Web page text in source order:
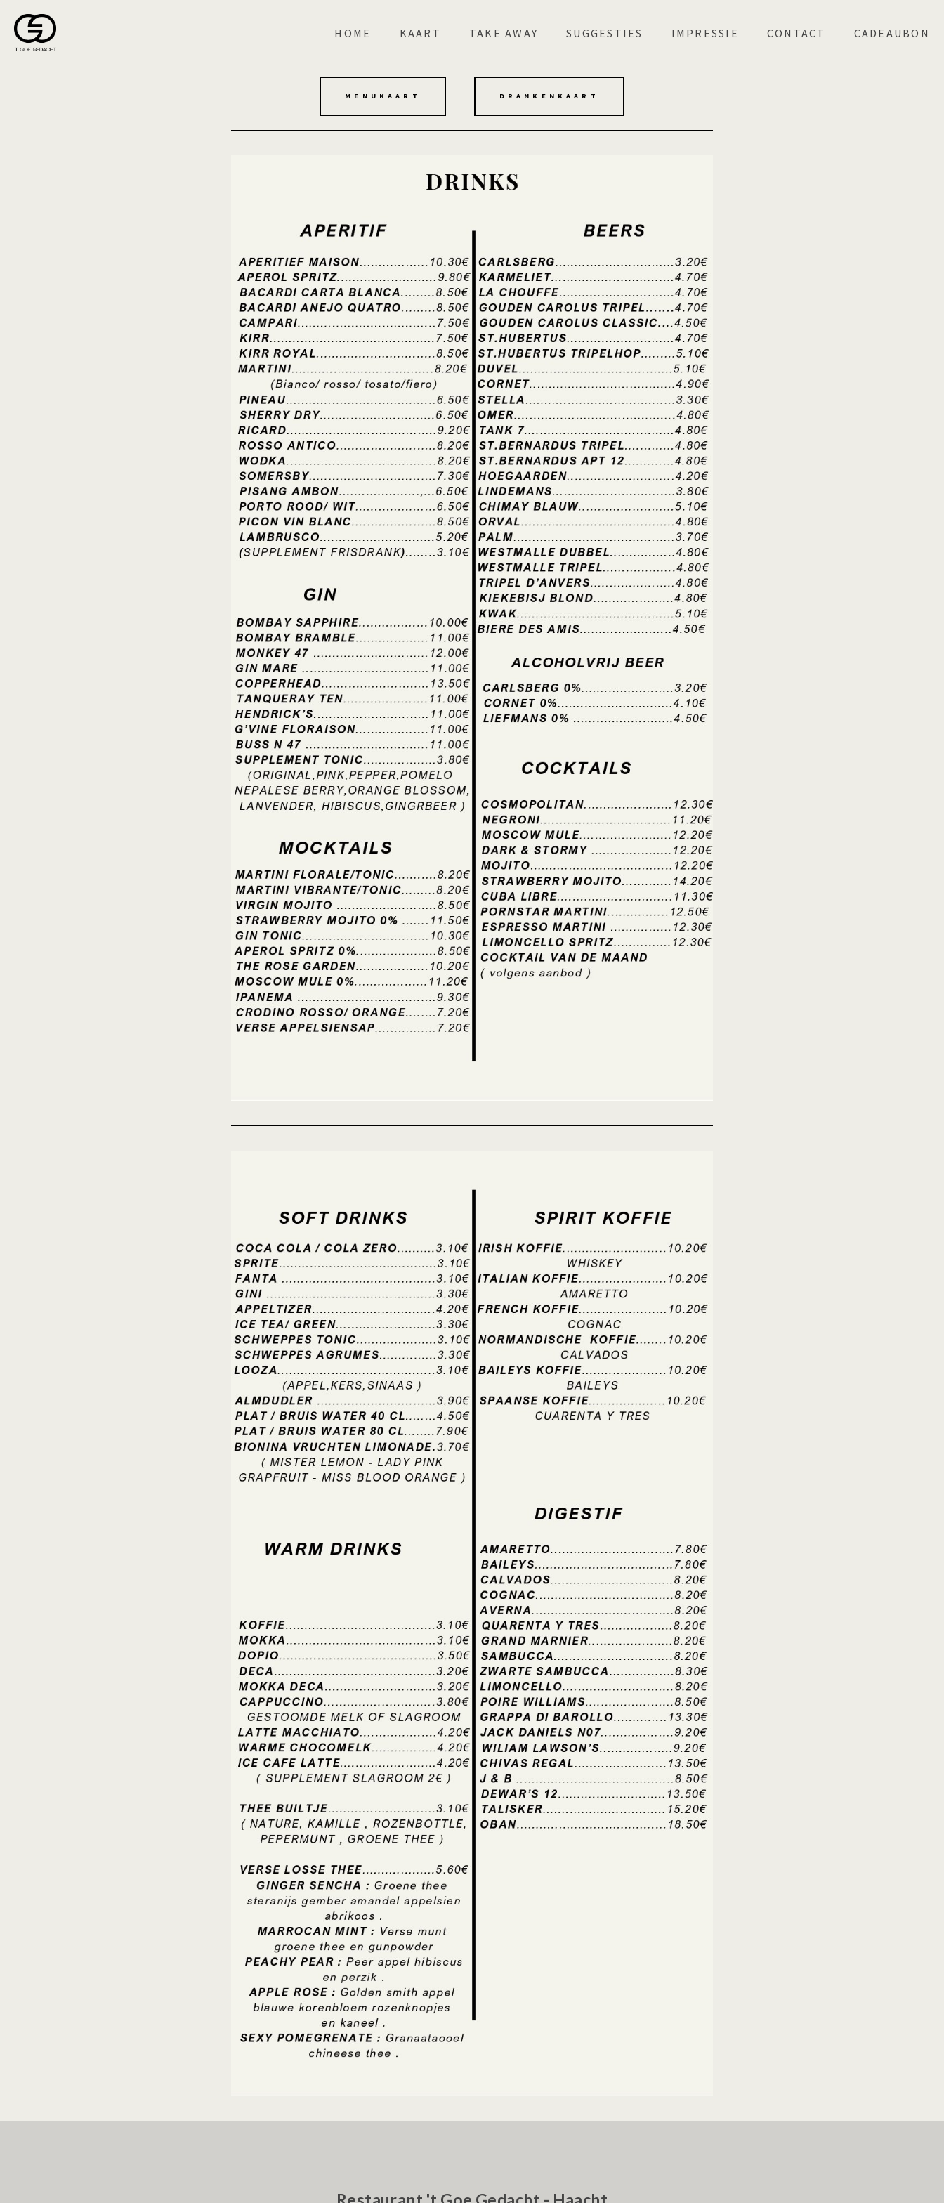
HOME KAART TAKE AWAY SUGGESTIES IMPRESSIE CONTACT CADEAUBON
MENUKAART DRANKENKAART